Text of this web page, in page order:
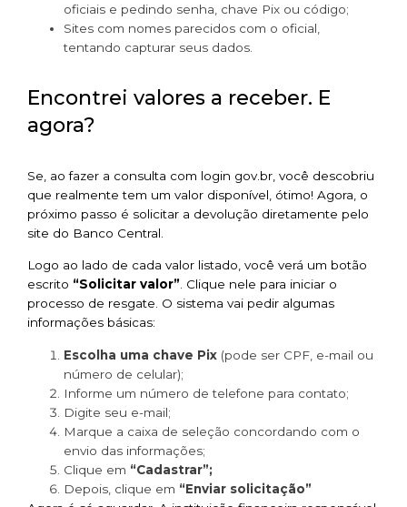
oficiais e pedindo senha, chave Pix ou código;
Sites com nomes parecidos com o oficial,
tentando capturar seus dados.
Encontrei valores a receber. E
agora?
Se, ao fazer a consulta com login gov.br, você descobriu
que realmente tem um valor disponível, ótimo! Agora, o
próximo passo é solicitar a devolução diretamente pelo
site do Banco Central.
Logo ao lado de cada valor listado, você verá um botão
escrito “Solicitar valor”. Clique nele para iniciar o
processo de resgate. O sistema vai pedir algumas
informações básicas:
Escolha uma chave Pix (pode ser CPF, e-mail ou
número de celular);
Informe um número de telefone para contato;
Digite seu e-mail;
Marque a caixa de seleção concordando com o
envio das informações;
Clique em “Cadastrar”;
Depois, clique em “Enviar solicitação”